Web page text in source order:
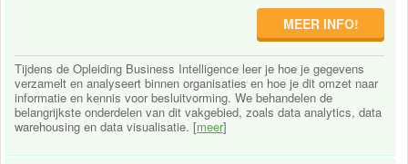
MEER INFO!
Tijdens de Opleiding Business Intelligence leer je hoe je gegevens
verzamelt en analyseert binnen organisaties en hoe je dit omzet naar
informatie en kennis voor besluitvorming. We behandelen de
belangrijkste onderdelen van dit vakgebied, zoals data analytics, data
warehousing en data visualisatie. [meer]